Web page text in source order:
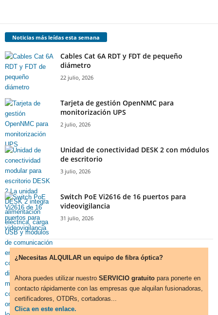
Noticias más leídas esta semana
Cables Cat 6A RDT y FDT de pequeño
diámetro
22 julio, 2026
Tarjeta de gestión OpenNMC para
monitorización UPS
2 julio, 2026
Unidad de conectividad DESK 2 con módulos
de escritorio
3 julio, 2026
Switch PoE Vi2616 de 16 puertos para
videovigilancia
31 julio, 2026
¿Necesitas ALQUILAR un equipo de fibra óptica?
Ahora puedes utilizar nuestro SERVICIO gratuito para ponerte en
contacto rápidamente con las empresas que alquilan fusionadoras,
certificadores, OTDRs, cortadoras...
Clica en este enlace.